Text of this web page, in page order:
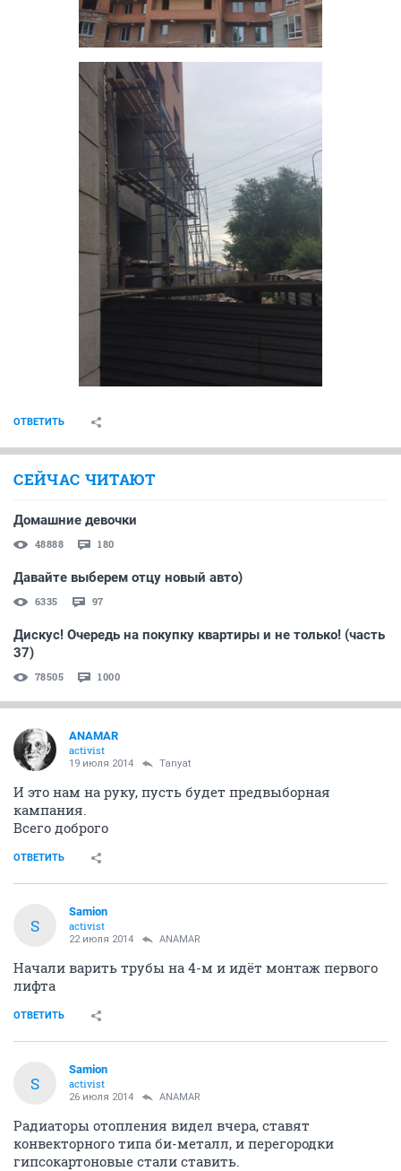
ОТВЕТИТЬ
СЕЙЧАС ЧИТАЮТ
Домашние девочки
48888 180
Давайте выберем отцу новый авто)
6335 97
Дискус! Очередь на покупку квартиры и не только! (часть
37)
78505 1000
ANAMAR
activist
19 июля 2014 Tanyat
И это нам на руку, пусть будет предвыборная
кампания.
Всего доброго
ОТВЕТИТЬ
S
Samion
activist
22 июля 2014 ANAMAR
Начали варить трубы на 4-м и идёт монтаж первого
лифта
ОТВЕТИТЬ
S
Samion
activist
26 июля 2014 ANAMAR
Радиаторы отопления видел вчера, ставят
конвекторного типа би-металл, и перегородки
гипсокартоновые стали ставить.